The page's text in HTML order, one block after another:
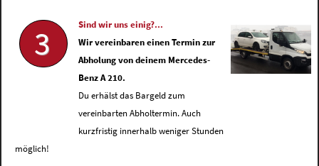
3
Sind wir uns einig?...
Wir vereinbaren einen Termin zur
Abholung von deinem Mercedes-
Benz A 210.
Du erhälst das Bargeld zum
vereinbarten Abholtermin. Auch
kurzfristig innerhalb weniger Stunden
möglich!